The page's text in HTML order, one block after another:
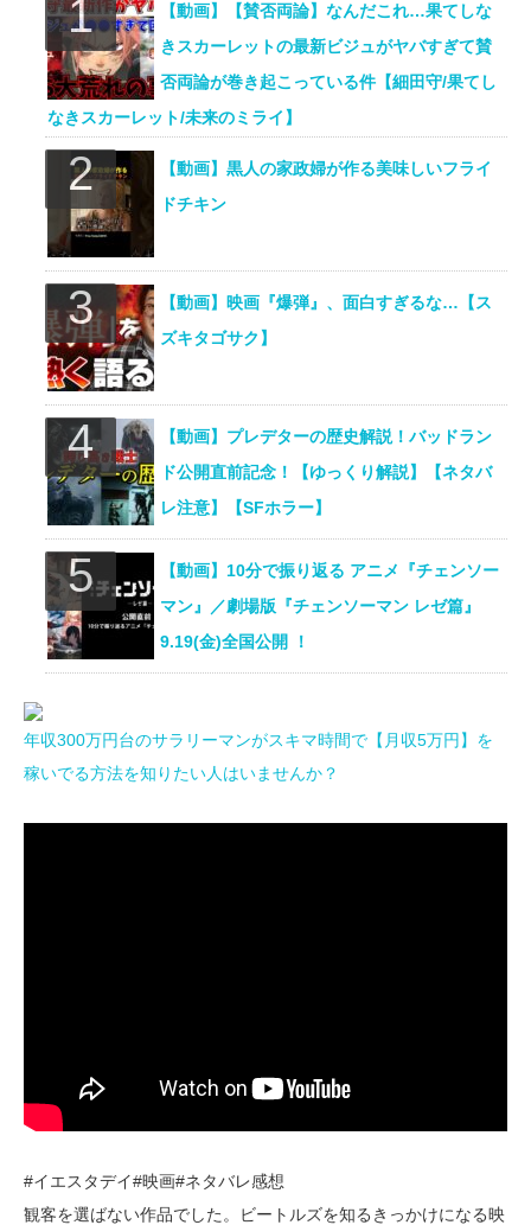
【動画】【賛否両論】なんだこれ…果てしな
きスカーレットの最新ビジュがヤバすぎて賛
否両論が巻き起こっている件【細田守/果てし
なきスカーレット/未来のミライ】
【動画】黒人の家政婦が作る美味しいフライ
ドチキン
【動画】映画『爆弾』、面白すぎるな…【ス
ズキタゴサク】
【動画】プレデターの歴史解説！バッドラン
ド公開直前記念！【ゆっくり解説】【ネタバ
レ注意】【SFホラー】
【動画】10分で振り返る アニメ『チェンソー
マン』／劇場版『チェンソーマン レゼ篇』
9.19(金)全国公開 ！
年収300万円台のサラリーマンがスキマ時間で【月収5万円】を
稼いでる方法を知りたい人はいませんか？
#イエスタデイ#映画#ネタバレ感想
観客を選ばない作品でした。ビートルズを知るきっかけになる映